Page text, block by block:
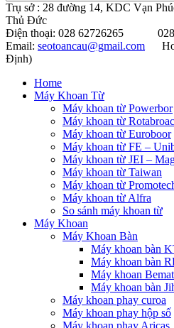
Trụ sở : 28 đường 14, KDC Vạn
Thủ Đức
Điện thoại: 028 62726265 028
Email: seotoancau@gmail.com
Định)
Home
Máy Khoan Từ
Máy khoan từ Powerbor
Máy khoan từ
Máy khoan từ Euroboor
Máy khoan từ FE –
Máy khoan từ JEI –
Máy khoan từ Taiwan
Máy khoan từ
Máy khoan từ Alfra
So sánh máy khoan từ
Máy Khoan
Máy Khoan Bàn
Máy khoan bàn
Máy khoan bàn
Máy khoan
Máy khoan bàn
Máy khoan phay curoa
Máy khoan phay hộp số
Máy khoan phay Aricas